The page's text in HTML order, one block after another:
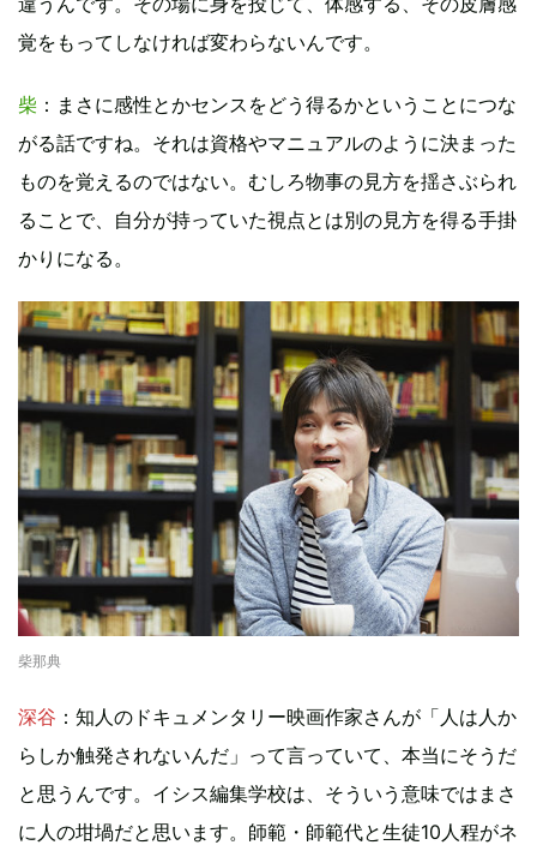
覚をもってしなければ変わらないんです。
柴 ：まさに感性とかセンスをどう得るかということにつな
がる話ですね。それは資格やマニュアルのように決まった
ものを覚えるのではない。むしろ物事の見方を揺さぶられ
ることで、自分が持っていた視点とは別の見方を得る手掛
かりになる。
柴那典
深谷 ：知人のドキュメンタリー映画作家さんが「人は人か
らしか触発されないんだ」って言っていて、本当にそうだ
と思うんです。イシス編集学校は、そういう意味ではまさ
に人の坩堝だと思います。師範・師範代と生徒10人程がネ